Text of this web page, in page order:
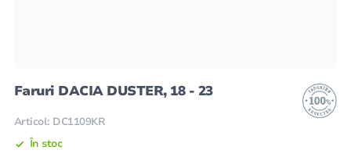
Faruri DACIA DUSTER, 18 - 23
Articol: DC1109KR
În stoc